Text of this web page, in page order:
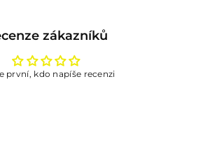
zákazníků
první, kdo napíše recenzi